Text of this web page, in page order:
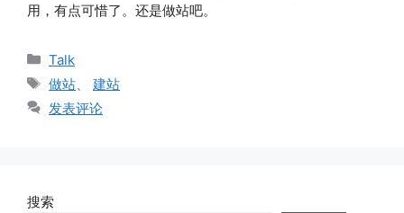
用，有点可惜了。还是做站吧。
分
类
Talk
标
签
做站
建站
发表评论
搜索